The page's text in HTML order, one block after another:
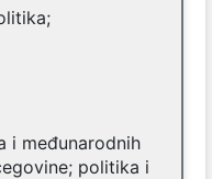
i međunarodnih
politika i